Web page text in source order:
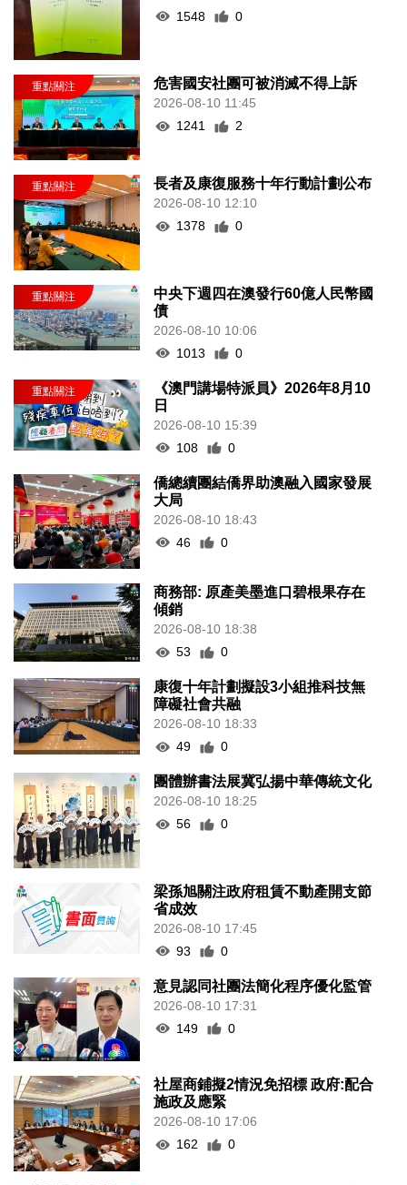
1548
0
危害國安社團可被消滅不得上訴
2026-08-10 11:45
1241
2
長者及康復服務十年行動計劃公布
2026-08-10 12:10
1378
0
中央下週四在澳發行60億人民幣國
債
2026-08-10 10:06
1013
0
《澳門講場特派員》2026年8月10
日
2026-08-10 15:39
108
0
僑總續團結僑界助澳融入國家發展
大局
2026-08-10 18:43
46
0
商務部: 原產美墨進口碧根果存在
傾銷
2026-08-10 18:38
53
0
康復十年計劃擬設3小組推科技無
障礙社會共融
2026-08-10 18:33
49
0
團體辦書法展冀弘揚中華傳統文化
2026-08-10 18:25
56
0
梁孫旭關注政府租賃不動產開支節
省成效
2026-08-10 17:45
93
0
意見認同社團法簡化程序優化監管
2026-08-10 17:31
149
0
社屋商鋪擬2情況免招標 政府:配合
施政及應緊
2026-08-10 17:06
162
0